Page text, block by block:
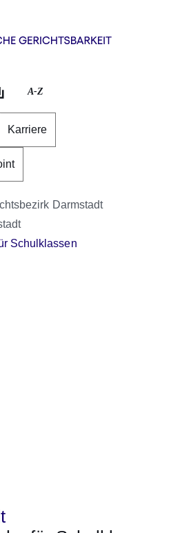
Direkt zum Kopf der
Direkt zum Inhalt
Direkt zum Fuß der
A-Z
Karriere
Darmstadt
Schulklassen